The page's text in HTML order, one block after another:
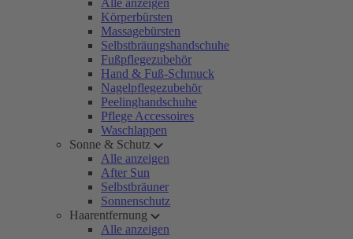
Alle anzeigen
Körperbürsten
Massagebürsten
Selbstbräungshandschuhe
Fußpflegezubehör
Hand & Fuß-Schmuck
Nagelpflegezubehör
Peelinghandschuhe
Pflege Accessoires
Waschlappen
Sonne & Schutz
Alle anzeigen
After Sun
Selbstbräuner
Sonnenschutz
Haarentfernung
Alle anzeigen